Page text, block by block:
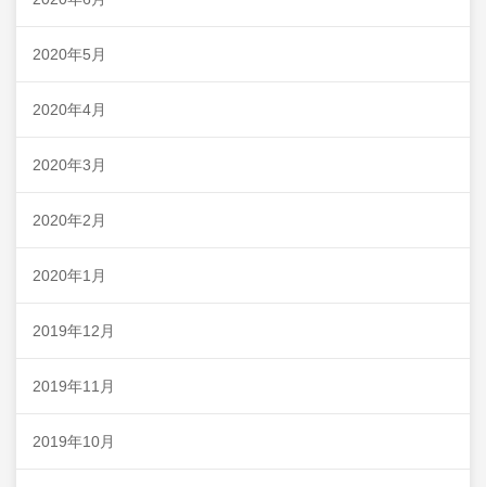
2020年5月
2020年4月
2020年3月
2020年2月
2020年1月
2019年12月
2019年11月
2019年10月